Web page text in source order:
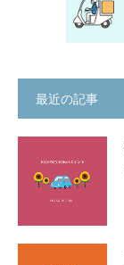
最近の記事